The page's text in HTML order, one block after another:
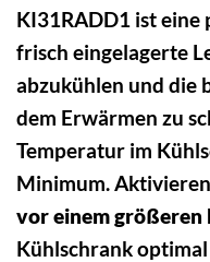
KI31RADD1 ist eine
frisch eingelagerte
abzukühlen und die
dem Erwärmen zu
Temperatur im
Minimum.
vor einem größeren
Kühlschrank